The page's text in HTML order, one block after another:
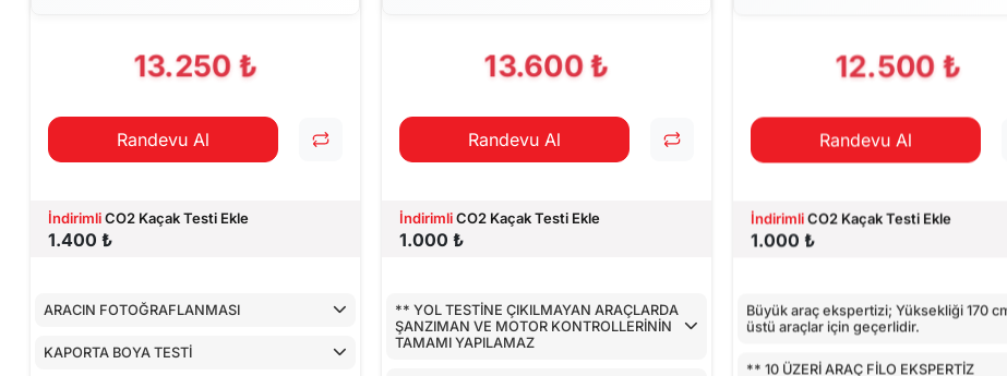
13.250 ₺
Randevu Al
İndirimliCO2 Kaçak Testi Ekle
1.400 ₺
ARACIN FOTOĞRAFLANMASI
KAPORTA BOYA TESTİ
13.600 ₺
Randevu Al
İndirimliCO2 Kaçak Testi Ekle
1.000 ₺
** YOL TESTİNE ÇIKILMAYAN ARAÇLARDA
ŞANZIMAN VE MOTOR KONTROLLERİNİN
TAMAMI YAPILAMAZ
12.500 ₺
Randevu Al
İndirimliCO2 Kaçak Testi Ekle
1.000 ₺
Büyük araç ekspertizi; Yüksekliği 170
üstü araçlar için geçerlidir.
** 10 ÜZERİ ARAÇ FİLO EKSPERTİZ